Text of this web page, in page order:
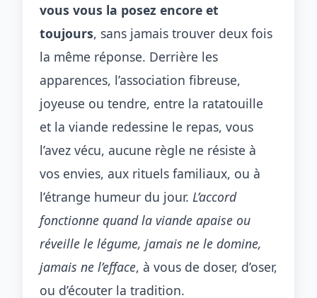
vous vous la posez encore et
toujours, sans jamais trouver deux fois
la même réponse. Derrière les
apparences, l’association fibreuse,
joyeuse ou tendre, entre la ratatouille
et la viande redessine le repas, vous
l’avez vécu, aucune règle ne résiste à
vos envies, aux rituels familiaux, ou à
l’étrange humeur du jour. L’accord
fonctionne quand la viande apaise ou
réveille le légume, jamais ne le domine,
jamais ne l’efface, à vous de doser, d’oser,
ou d’écouter la tradition.